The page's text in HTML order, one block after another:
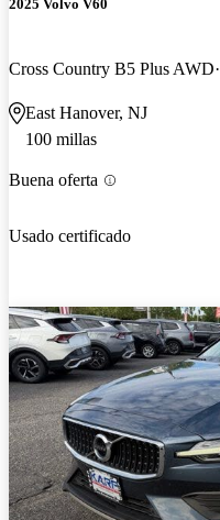
2025 Volvo V60
Cross Country B5 Plus AWD
East Hanover, NJ
100 millas
Buena oferta
Usado certificado